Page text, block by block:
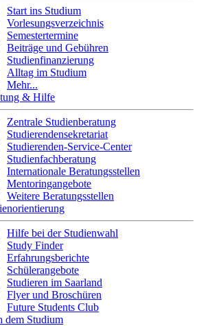
Start ins Studium
Vorlesungsverzeichnis
Semestertermine
Beiträge und Gebühren
Studienfinanzierung
Alltag im Studium
Mehr...
& Hilfe
Zentrale Studienberatung
Studierendensekretariat
Studierenden-Service-Center
Studienfachberatung
Internationale Beratungsstellen
Mentoringangebote
Weitere Beratungsstellen
Hilfe bei der Studienwahl
Study Finder
Erfahrungsberichte
Schülerangebote
Studieren im Saarland
Flyer und Broschüren
Future Students Club
dem Studium